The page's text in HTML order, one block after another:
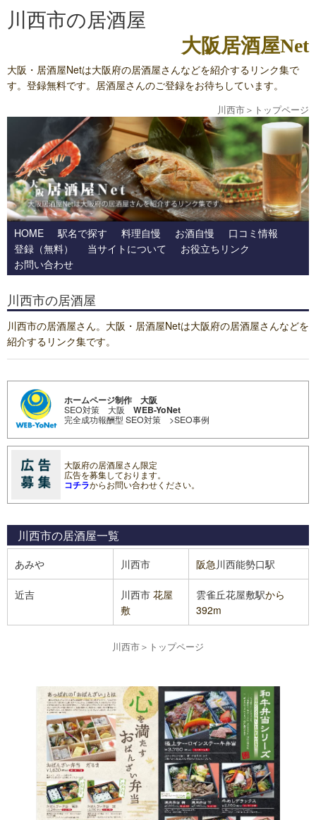
川西市の居酒屋
大阪居酒屋Net
大阪・居酒屋Netは大阪府の居酒屋さんなどを紹介するリンク集で
す。登録無料です。居酒屋さんのご登録をお待ちしています。
川西市＞ トップページ
HOME 駅名で探す 料理自慢 お酒自慢
口コミ情報
登録（無料）
当サイトについて
お役立ちリンク
お問い合わせ
川西市の居酒屋
川西市の居酒屋さん。大阪・居酒屋Netは大阪府の居酒屋さんなどを
紹介するリンク集です。
ホームページ制作 大阪
SEO対策 大阪 WEB-YoNet
完全成功報酬型 SEO対策 >SEO事例
大阪府の居酒屋さん限定
広告を募集しております。
コチラからお問い合わせください。
川西市の居酒屋一覧
あみや 川西市 阪急 川西能勢口駅
近吉 川西市 花屋
敷
雲雀丘花屋敷駅から
392m
川西市＞ トップページ